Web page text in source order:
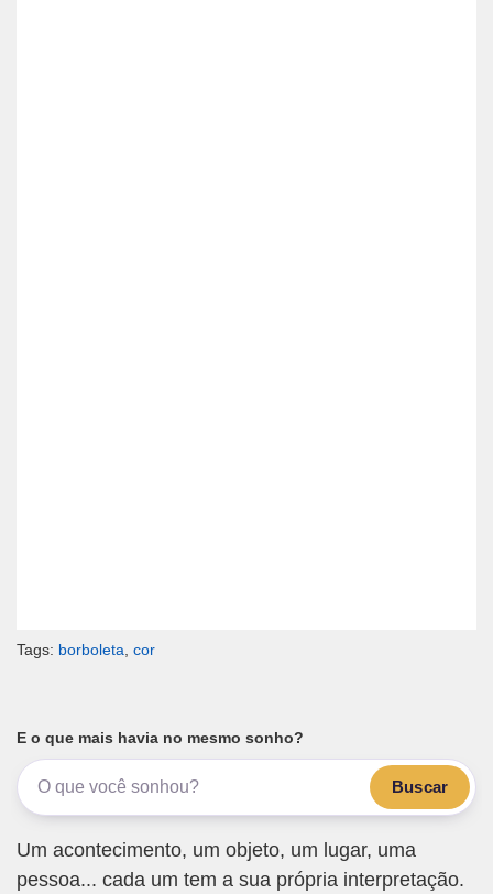
Tags: borboleta cor
E o que mais havia no mesmo sonho?
Buscar
Um acontecimento, um objeto, um lugar, uma
pessoa... cada um tem a sua própria interpretação.